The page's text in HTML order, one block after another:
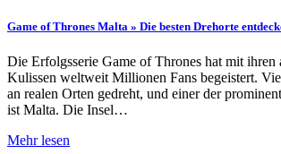
Game of Thrones Malta » Die besten Drehorte
Die Erfolgsserie Game of Thrones hat mit ihren
Kulissen weltweit Millionen Fans begeistert.
an realen Orten gedreht, und einer der
ist Malta. Die Insel…
Mehr lesen